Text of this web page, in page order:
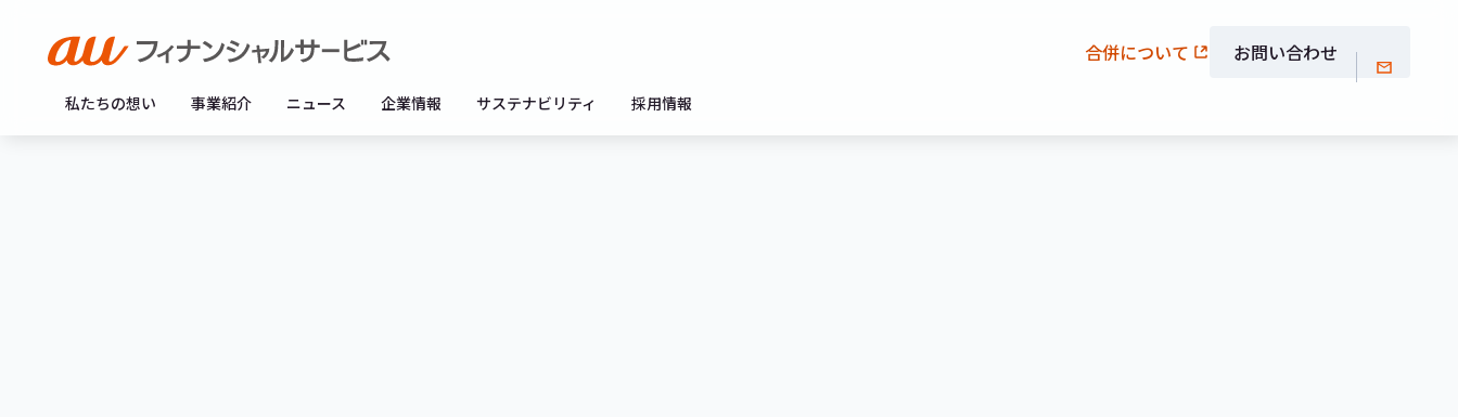
私たちの想い 事業紹介 ニュース 企業情報 サステナビリティ 採用情報
合併について お問い合わせ